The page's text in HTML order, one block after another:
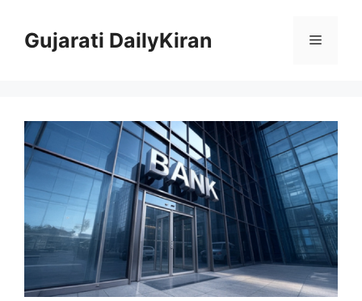
contentGujarati DailyKiran Menu